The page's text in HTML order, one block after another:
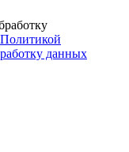
Политикой
данных